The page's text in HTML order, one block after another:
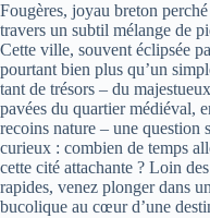
Fougères, joyau breton
travers un subtil mélange de
Cette ville, souvent éclipsée
pourtant bien plus qu’un
tant de trésors – du
pavées du quartier médiéval,
recoins nature – une question
curieux : combien de temps
cette cité attachante ? Loin
rapides, venez plonger dans
bucolique au cœur d’une